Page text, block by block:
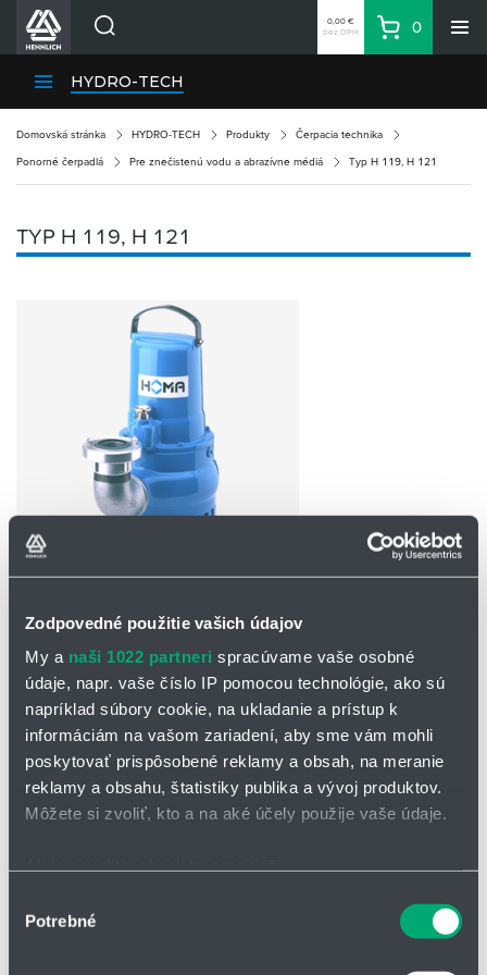
Zodpovedné použitie vašich údajov
My a naši 1022 partneri spracúvame vaše osobné
údaje, napr. vaše číslo IP pomocou technológie, ako sú
napríklad súbory cookie, na ukladanie a prístup k
informáciám na vašom zariadení, aby sme vám mohli
poskytovať prispôsobené reklamy a obsah, na meranie
reklamy a obsahu, štatistiky publika a vývoj produktov.
Môžete si zvoliť, kto a na aké účely použije vaše údaje.
polohe s presnosťou na niekoľko metrov
súhlasu
Potrebné
Divízie HENNLICH
Kariéra
Kontakty
Prihlásenie
Nákupný zoznam
Zone
0,00 €
bez DPH
Košík
0
HYDRO-TECH
Domovská stránka HYDRO-TECH Produkty Čerpacia technika
Ponorné čerpadlá Pre znečistenú vodu a abrazívne médiá Typ H 119, H 121
TYP H 119, H 121
Čerpadlo H 119/H 121
Rady H 119 a H 121 predstavujú pokročilé čerpadlá navrhnuté pre
špecifické priemyselné aplikácie, kde sú kladené vysoké nároky na
výkon a odolnosť. Tieto čerpadlá sú ideálne pre manipuláciu s
kvapalinami, ktoré môžu byť znečistené alebo abrazívne, čo ich robí
havarijné čerpadlo pri
zníženie hladiny podzemnej